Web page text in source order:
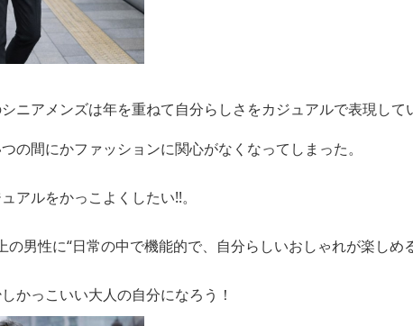
ニアメンズは年を重ねて自分らしさをカジュアルで表現して
の間にかファッションに関心がなくなってしまった。
アルをかっこよくしたい!!。
男性に“日常の中で機能的で、自分らしいおしゃれが楽しめ
かっこいい大人の自分になろう！